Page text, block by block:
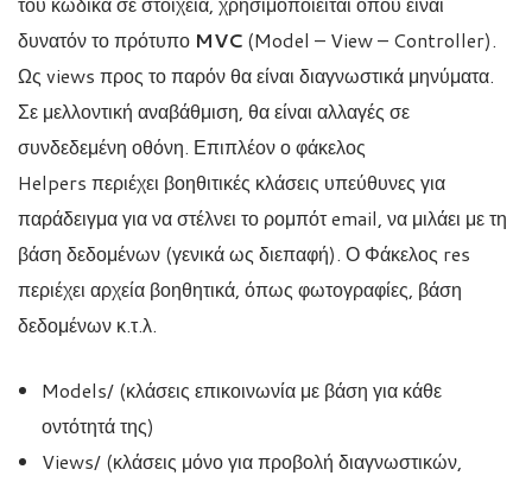
δυνατόν το πρότυπο MVC (Model – View – Controller).
Ως views προς το παρόν θα είναι διαγνωστικά μηνύματα.
Σε μελλοντική αναβάθμιση, θα είναι αλλαγές σε
συνδεδεμένη οθόνη. Επιπλέον ο φάκελος
Helpers περιέχει βοηθιτικές κλάσεις υπεύθυνες για
παράδειγμα για να στέλνει το ρομπότ email, να μιλάει με τη
βάση δεδομένων (γενικά ως διεπαφή). Ο Φάκελος res
περιέχει αρχεία βοηθητικά, όπως φωτογραφίες, βάση
δεδομένων κ.τ.λ.
Models/ (κλάσεις επικοινωνία με βάση για κάθε
οντότητά της)
Views/ (κλάσεις μόνο για προβολή διαγνωστικών,